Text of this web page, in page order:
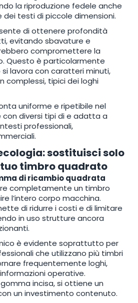
la riproduzione fedele anche
testi di piccole dimensioni.
di ottenere profondità
evitando sbavature e
compromettere la
Questo è particolarmente
lavora con caratteri minuti,
complessi, tipici dei loghi
uniforme e ripetibile nel
diversi tipi die adatta a
professionali,
sostituisci solo
timbro quadrato
di ricambio quadrata
completamente un timbro
l’intero corpo macchina.
di ridurre i costi e di limitare
in uso strutture ancora
è evidente soprattutto per
che utilizzano più timbri
frequentemente loghi,
operative.
incisa, si ottiene un
un investimento contenuto.